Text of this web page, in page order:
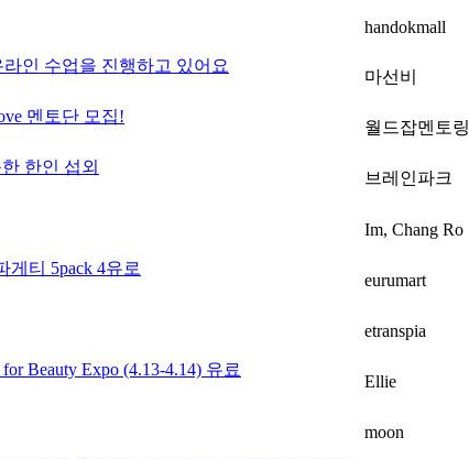
handokmall
인 수업을 진행하고 있어요
마선비
멘토단 모집!
월드잡멘토링
한인 섭외
브레인파크
Im, Chang Ro
게티 5pack 4유로
eurumart
etranspia
Beauty Expo (4.13-4.14) 유료
Ellie
moon